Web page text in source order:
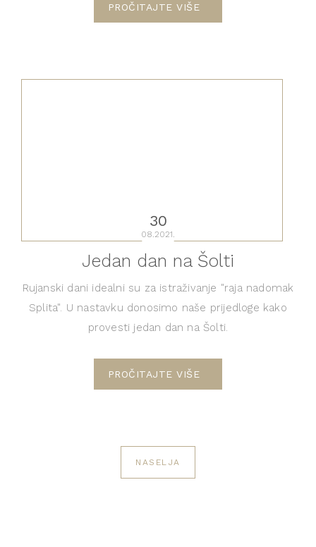
PROČITAJTE VIŠE
30
08.2021.
Jedan dan na Šolti
Rujanski dani idealni su za istraživanje "raja nadomak
Splita". U nastavku donosimo naše prijedloge kako
provesti jedan dan na Šolti.
PROČITAJTE VIŠE
NASELJA